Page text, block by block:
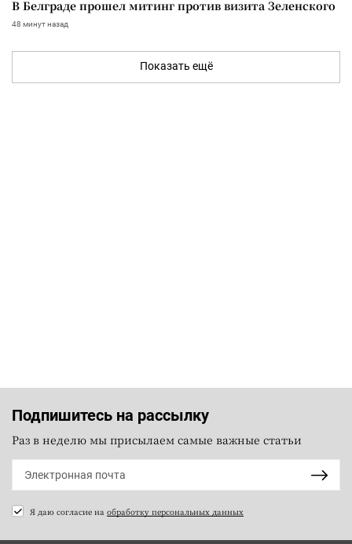
В Белграде прошел митинг против визита Зеленского
48 минут назад
Показать ещё
Подпишитесь на рассылку
Раз в неделю мы присылаем самые важные статьи
Я даю согласие на обработку персональных данных